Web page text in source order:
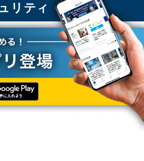
リティ
所と短所とは?
が語るIoTの長所と短所